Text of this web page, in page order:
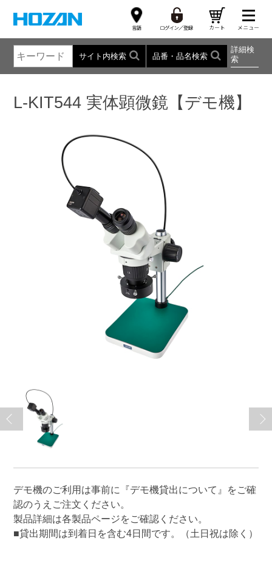
サイト内検索 品番・品名検索
詳細検
索
L-KIT544 実体顕微鏡【デモ機】
デモ機のご利用は事前に 『デモ機貸出について』
をご確
認のうえご注文ください。
製品詳細は各製品ページをご確認ください。
■貸出期間は到着日を含む4日間です。（土日祝は除く）